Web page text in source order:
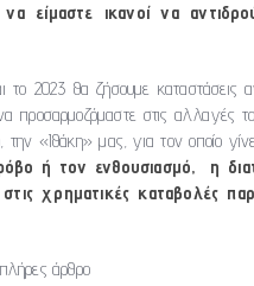
είμαστε ικανοί να
το 2023 θα ζήσουμε καταστάσεις
προσαρμοζόμαστε στις αλλαγές
την «Ιθάκη» μας, για τον οποίο
ή τον ενθουσιασμό, η
στις χρηματικές καταβολές
άρθρο